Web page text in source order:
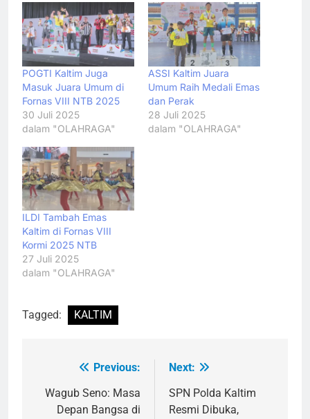
POGTI Kaltim Juga
Masuk Juara Umum di
Fornas VIII NTB 2025
30 Juli 2025
dalam "OLAHRAGA"
ASSI Kaltim Juara
Umum Raih Medali Emas
dan Perak
28 Juli 2025
dalam "OLAHRAGA"
ILDI Tambah Emas
Kaltim di Fornas VIII
Kormi 2025 NTB
27 Juli 2025
dalam "OLAHRAGA"
Tagged: KALTIM
Navigasi
pos
Previous:
Wagub Seno: Masa
Depan Bangsa di
Next:
SPN Polda Kaltim
Resmi Dibuka,